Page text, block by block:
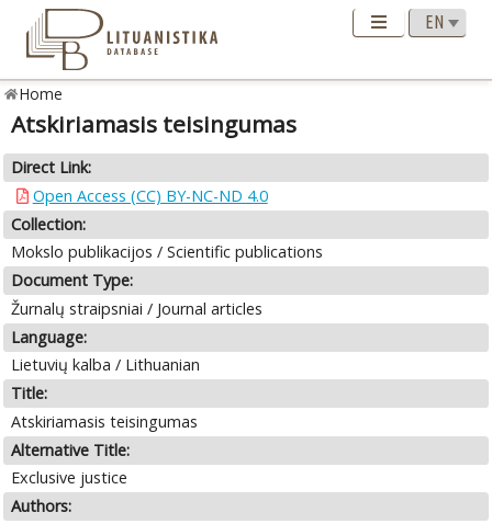
Home
Atskiriamasis teisingumas
Direct Link:
Open Access (CC) BY-NC-ND 4.0
Collection:
Mokslo publikacijos / Scientific publications
Document Type:
Žurnalų straipsniai / Journal articles
Language:
Lietuvių kalba / Lithuanian
Title:
Atskiriamasis teisingumas
Alternative Title:
Exclusive justice
Authors: